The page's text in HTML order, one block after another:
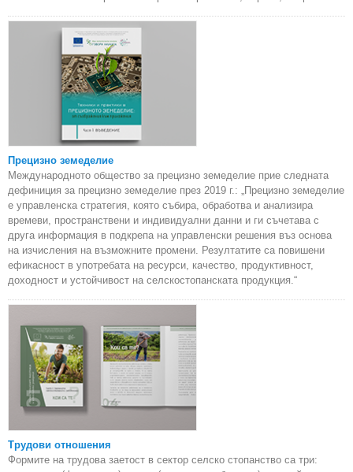
Прецизно земеделие
Международното общество за прецизно земеделие прие следната
дефиниция за прецизно земеделие през 2019 г.: „Прецизно земеделие
е управленска стратегия, която събира, обработва и анализира
времеви, пространствени и индивидуални данни и ги съчетава с
друга информация в подкрепа на управленски решения въз основа
на изчисления на възможните промени. Резултатите са повишени
ефикасност в употребата на ресурси, качество, продуктивност,
доходност и устойчивост на селскостопанската продукция.“
Трудови отношения
Формите на трудова заетост в сектор селско стопанство са три: